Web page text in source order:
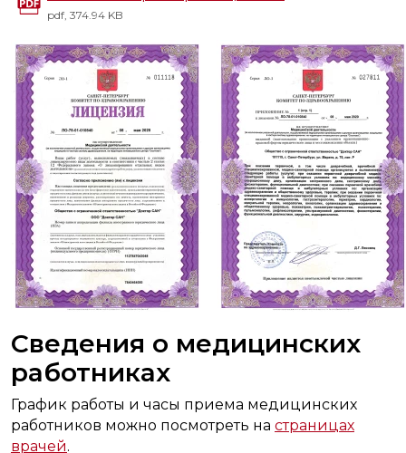
pdf, 374.94 KB
Сведения о медицинских
работниках
График работы и часы приема медицинских
работников можно посмотреть на страницах
врачей.